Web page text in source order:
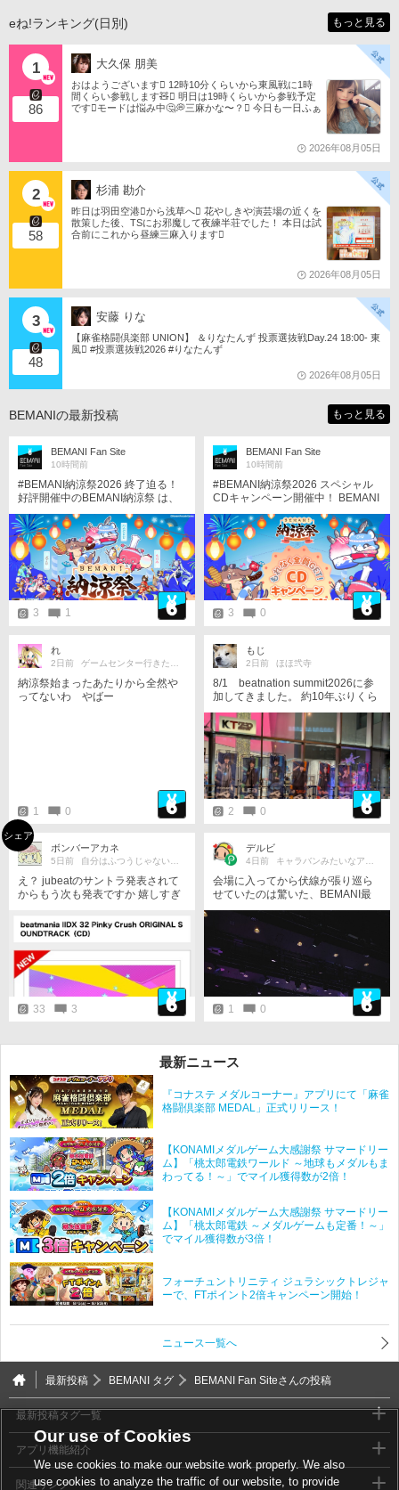
いう理由でずっと避けてきた🐓) …
深夜ならばワンチャンソロプレー
狙えたりしますかね…？󾇐󾭛ｺｿｺｿ…
eね!ランキング(日別) もっと見る
1
86
大久保 朋美
おはようございます󾀀️ 12時10分くらいから東風戦に1時
間くらい参戦します🧸󾬏 明日は19時くらいから参戦予定
です󾭨️モードは悩み中🤔💭三麻かな〜？󾠋️ 今日も一日ふぁ
2026年08月05日
2
58
杉浦 勘介
昨日は羽田空港󾟩️から浅草へ󾟠 花やしきや演芸場の近くを
散策した後、TSにお邪魔して夜練半荘でした！ 本日は試
合前にこれから昼練三麻入ります󾠋️
2026年08月05日
3
48
安藤 りな
【麻雀格闘倶楽部 UNION】 ＆りなたんず 投票選抜戦Day.24 18:00- 東
風󾁃 #投票選抜戦2026 #りなたんず
2026年08月05日
BEMANIの最新投稿 もっと見る
BEMANI Fan Site
10時間前
#BEMANI納涼祭2026 終了迫る！
好評開催中のBEMANI納涼祭 は、
8/17 23:59まで！ 大人気の楽曲た
ちをゲットできるチャンスは後わ
ずか！ 対象機種をプレーして、イ
ベント楽曲を解禁しよう！ http://e
agate.573.jp/game/bemani/noryos
ai2026/
3 1
BEMANI Fan Site
10時間前
#BEMANI納涼祭2026 スペシャル
CDキャンペーン開催中！ BEMANI
納涼祭に合わせてスペシャルCDキ
ャンペーンも開催中！ イベントの
新曲が入ったCDをゲットできるチ
ャンスは後わずか！ 対象機種をプ
レーして、CDを手に入れよう！ ht
tp://eagate.573.jp/game/bemani/n
oryosai2026/campaign/index.html
3
0
れ
2日前 ゲームセンター行きたい！
納涼祭始まったあたりから全然や
ってないわ やばー
1 0
もじ
2日前 ほほ弐寺
8/1 beatnation summit2026に参
加してきました。 約10年ぶりくら
ライブハウス(しかも最前ブロッ
ク)。体ついていけるか不安だった
けど万全の対策をして臨んで思い
っ切り楽しんできました。 大好き
な曲や懐かしの曲を聴けてとても
楽しかったです。 最近なかなか時
間が取れなくてほとんど筐体に触
ることが出来てないけど、多分一
ion20周年おめでとう！！！
2 0
ボンバーアカネ
5日前 自分はふつうじゃない異常者だった
シェア
え？ jubeatのサントラ発表されて
からもう次も発表ですか 嬉しすぎ
33 3
デルビ
4日前 キャラバンみたいなアラブの石油王
会場に入ってから伏線が張り巡ら
せていたのは驚いた、BEMANI最
高!
1 0
最新ニュース
『コナステ メダルコーナー』アプリにて「麻雀
格闘倶楽部 MEDAL」正式リリース！
【KONAMIメダルゲーム大感謝祭 サマードリー
ム】「桃太郎電鉄ワールド ～地球もメダルもま
わってる！～」でマイル獲得数が2倍！
【KONAMIメダルゲーム大感謝祭 サマードリー
ム】「桃太郎電鉄 ～メダルゲームも定番！～」
でマイル獲得数が3倍！
フォーチュントリニティ ジュラシックトレジャ
ーで、FTポイント2倍キャンペーン開始！
ニュース一覧へ
最新投稿 BEMANI タグ BEMANI Fan Siteさんの投稿
最新投稿タグ一覧
アプリ機能紹介
関連リンク
Our use of Cookies
We use cookies to make our website work properly. We also
use cookies to analyze the traffic of our website, to provide